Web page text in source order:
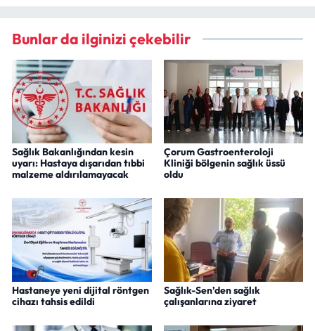
Bunlar da ilginizi çekebilir
Sağlık Bakanlığından kesin
uyarı: Hastaya dışarıdan tıbbi
malzeme aldırılamayacak
Çorum Gastroenteroloji
Kliniği bölgenin sağlık üssü
oldu
Hastaneye yeni dijital röntgen
cihazı tahsis edildi
Sağlık-Sen’den sağlık
çalışanlarına ziyaret